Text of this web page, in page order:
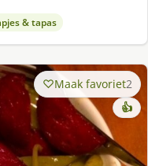
& tapas
Maak favoriet2
👍